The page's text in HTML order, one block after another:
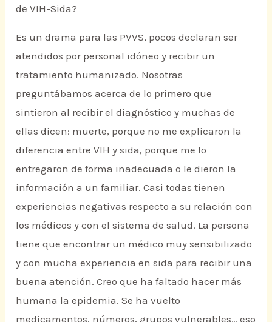
de VIH-Sida?
Es un drama para las PVVS, pocos declaran ser
atendidos por personal idóneo y recibir un
tratamiento humanizado. Nosotras
preguntábamos acerca de lo primero que
sintieron al recibir el diagnóstico y muchas de
ellas dicen: muerte, porque no me explicaron la
diferencia entre VIH y sida, porque me lo
entregaron de forma inadecuada o le dieron la
información a un familiar. Casi todas tienen
experiencias negativas respecto a su relación con
los médicos y con el sistema de salud. La persona
tiene que encontrar un médico muy sensibilizado
y con mucha experiencia en sida para recibir una
buena atención. Creo que ha faltado hacer más
humana la epidemia. Se ha vuelto
medicamentos, números, grupos vulnerables… eso